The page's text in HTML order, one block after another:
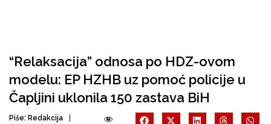
“Relaksacija” odnosa po HDZ-ovom
modelu: EP HZHB uz pomoć policije u
Čapljini uklonila 150 zastava BiH
Piše: Redakcija